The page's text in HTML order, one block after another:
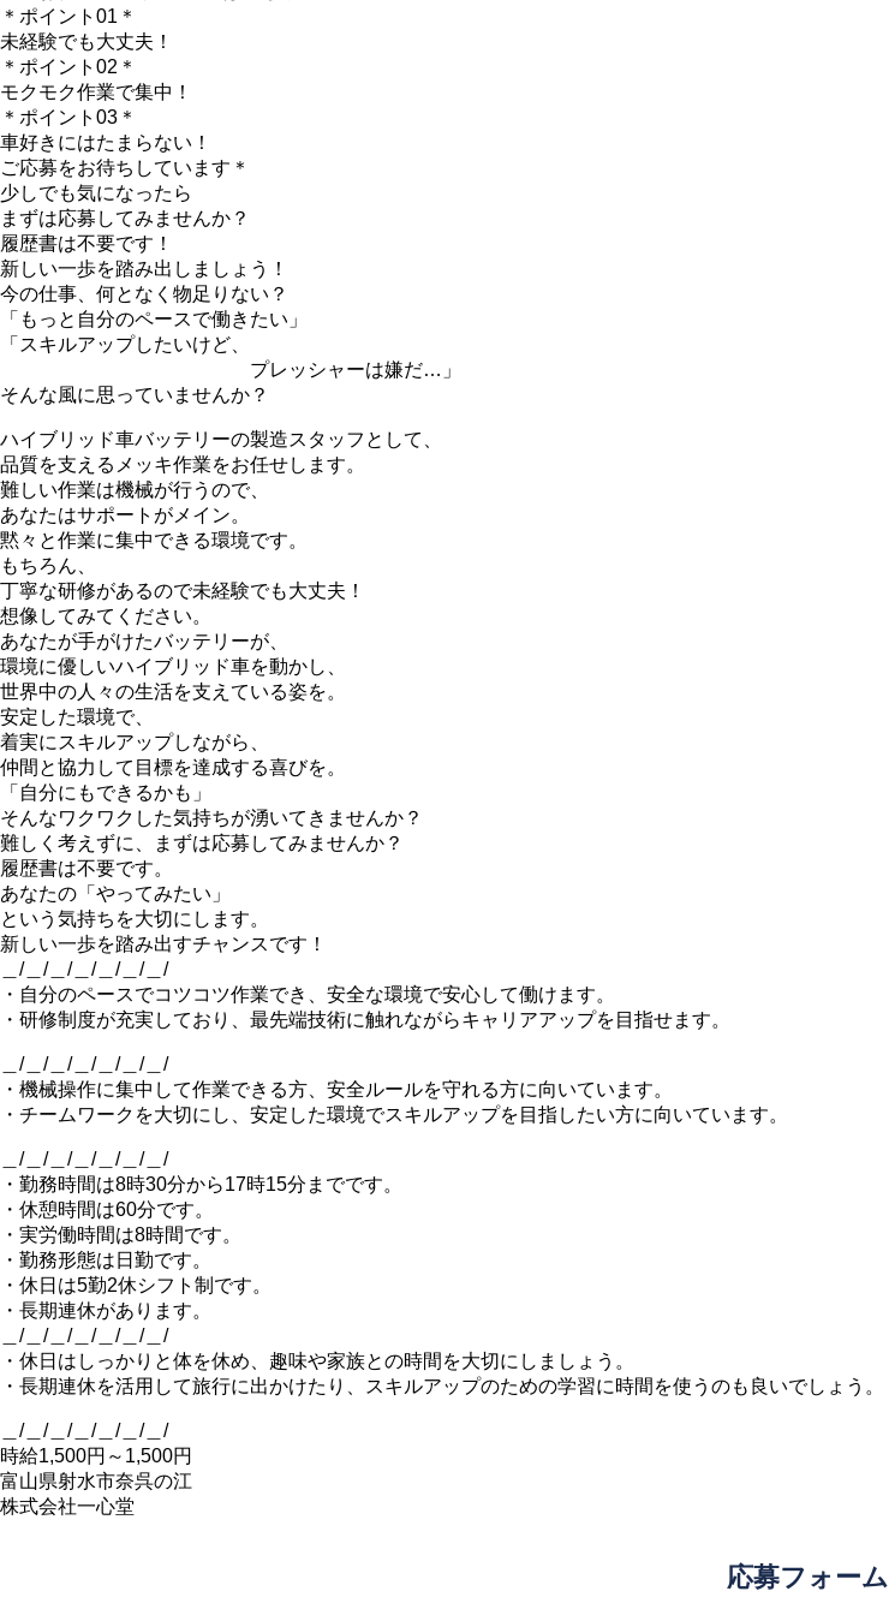
＊ポイント01＊
未経験でも大丈夫！
＊ポイント02＊
モクモク作業で集中！
＊ポイント03＊
車好きにはたまらない！
ご応募をお待ちしています＊
少しでも気になったら
まずは応募してみませんか？
履歴書は不要です！
新しい一歩を踏み出しましょう！
今の仕事、何となく物足りない？
「もっと自分のペースで働きたい」
「スキルアップしたいけど、
プレッシャーは嫌だ…」
そんな風に思っていませんか？
ハイブリッド車バッテリーの製造スタッフとして、
品質を支えるメッキ作業をお任せします。
難しい作業は機械が行うので、
あなたはサポートがメイン。
黙々と作業に集中できる環境です。
もちろん、
丁寧な研修があるので未経験でも大丈夫！
想像してみてください。
あなたが手がけたバッテリーが、
環境に優しいハイブリッド車を動かし、
世界中の人々の生活を支えている姿を。
安定した環境で、
着実にスキルアップしながら、
仲間と協力して目標を達成する喜びを。
「自分にもできるかも」
そんなワクワクした気持ちが湧いてきませんか？
難しく考えずに、まずは応募してみませんか？
履歴書は不要です。
あなたの「やってみたい」
という気持ちを大切にします。
新しい一歩を踏み出すチャンスです！
＿/＿/＿/＿/＿/＿/＿/
・自分のペースでコツコツ作業でき、安全な環境で安心して働けます。
・研修制度が充実しており、最先端技術に触れながらキャリアアップを目指せます。
＿/＿/＿/＿/＿/＿/＿/
・機械操作に集中して作業できる方、安全ルールを守れる方に向いています。
・チームワークを大切にし、安定した環境でスキルアップを目指したい方に向いています。
＿/＿/＿/＿/＿/＿/＿/
・勤務時間は8時30分から17時15分までです。
・休憩時間は60分です。
・実労働時間は8時間です。
・勤務形態は日勤です。
・休日は5勤2休シフト制です。
・長期連休があります。
＿/＿/＿/＿/＿/＿/＿/
・休日はしっかりと体を休め、趣味や家族との時間を大切にしましょう。
・長期連休を活用して旅行に出かけたり、スキルアップのための学習に時間を使うのも良いでしょう。
＿/＿/＿/＿/＿/＿/＿/
時給1,500円～1,500円
富山県射水市奈呉の江
株式会社一心堂
応募フォーム